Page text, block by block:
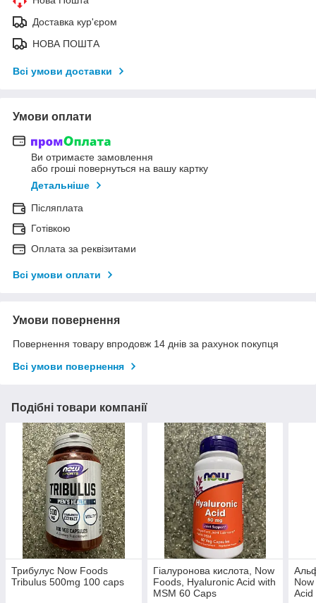
Доставка кур'єром
НОВА ПОШТА
Всі умови доставки
Умови оплати
Ви отримаєте замовлення
або гроші повернуться на вашу картку
Детальніше
Післяплата
Готівкою
Оплата за реквізитами
Всі умови оплати
Умови повернення
Повернення товару впродовж 14 днів за рахунок покупця
Всі умови повернення
Подібні товари компанії
Трибулус Now Foods
Tribulus 500mg 100 caps
Гіалуронова кислота, Now
Foods, Hyaluronic Acid with
MSM 60 Caps
Acid